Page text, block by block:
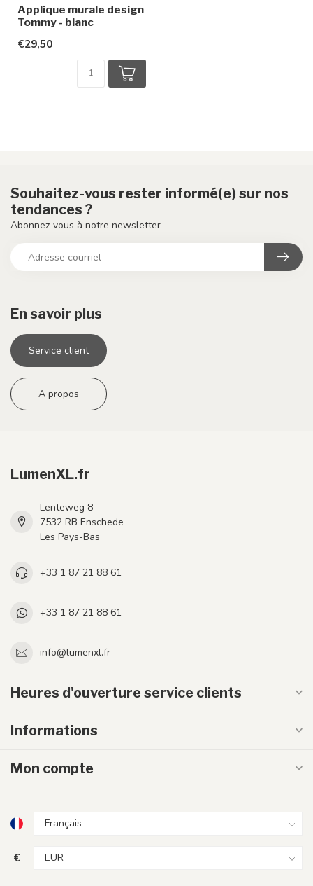
Applique murale design
Tommy - blanc
€29,50
En savoir plus
Service client
A propos
Souhaitez-vous rester informé(e) sur nos
tendances ?
Abonnez-vous à notre newsletter
LumenXL.fr
Lenteweg 8
7532 RB Enschede
Les Pays-Bas
+33 1 87 21 88 61
+33 1 87 21 88 61
info@lumenxl.fr
Heures d'ouverture service clients
Informations
Mon compte
€